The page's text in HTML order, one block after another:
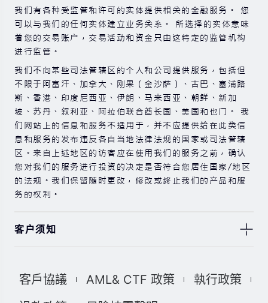
险，则应寻求独立的专业建议。
我们有各种受监管和许可的实体提供相关的金融服务。 您
可以与我们的任何实体建立业务关系。 所选择的实体意味
着您的交易账户，交易活动和资金只由这特定的监管机构
进行监管。
我们不向某些司法管辖区的个人和公司提供服务，包括但
不限于阿富汗、加拿大、刚果（金沙萨）、古巴、塞浦路
斯、香港、印度尼西亚、伊朗、马来西亚、朝鲜、新加
坡、苏丹、叙利亚、阿拉伯联合酋长国、美国和也门。 我
们网站上的信息和服务不适用于，并不应提供给在此类信
息和服务的发布违反各自当地法律法规的国家或司法管辖
区。来自上述地区的访客应在使用我们的服务之前，确认
您对我们的服务进行投资的决定是否符合您居住国家/地区
的法规。我们保留随时更改，修改或终止我们的产品和服
务的权利。
客户须知
息，材料或第三方材料（“材料”）仅供参考。 该材料仅
客戶協議 AML& CTF 政策
執行政策